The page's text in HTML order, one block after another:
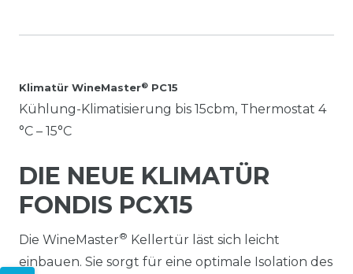
Klimatür WineMaster® PC15
Kühlung-Klimatisierung bis 15cbm, Thermostat 4
°C – 15°C
DIE NEUE KLIMATÜR
FONDIS PCX15
Die WineMaster® Kellertür läst sich leicht
einbauen. Sie sorgt für eine optimale Isolation des